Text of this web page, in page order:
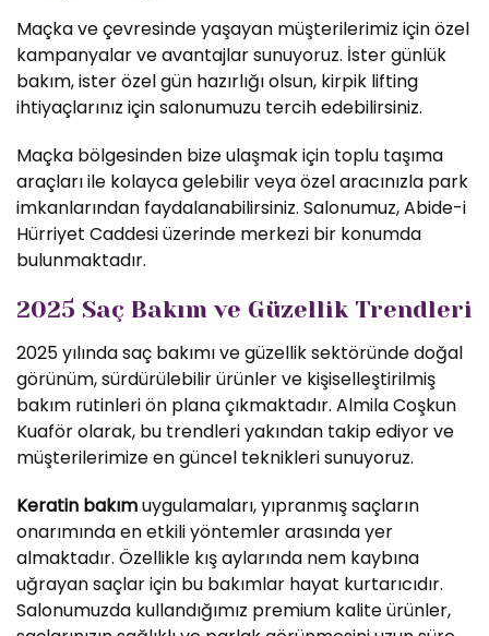
Maçka ve çevresinde yaşayan müşterilerimiz için özel
kampanyalar ve avantajlar sunuyoruz. İster günlük
bakım, ister özel gün hazırlığı olsun, kirpik lifting
ihtiyaçlarınız için salonumuzu tercih edebilirsiniz.
Maçka bölgesinden bize ulaşmak için toplu taşıma
araçları ile kolayca gelebilir veya özel aracınızla park
imkanlarından faydalanabilirsiniz. Salonumuz, Abide-i
Hürriyet Caddesi üzerinde merkezi bir konumda
bulunmaktadır.
2025 Saç Bakım ve Güzellik Trendleri
2025 yılında saç bakımı ve güzellik sektöründe doğal
görünüm, sürdürülebilir ürünler ve kişiselleştirilmiş
bakım rutinleri ön plana çıkmaktadır. Almila Coşkun
Kuaför olarak, bu trendleri yakından takip ediyor ve
müşterilerimize en güncel teknikleri sunuyoruz.
Keratin bakımuygulamaları, yıpranmış saçların
onarımında en etkili yöntemler arasında yer
almaktadır. Özellikle kış aylarında nem kaybına
uğrayan saçlar için bu bakımlar hayat kurtarıcıdır.
Salonumuzda kullandığımız premium kalite ürünler,